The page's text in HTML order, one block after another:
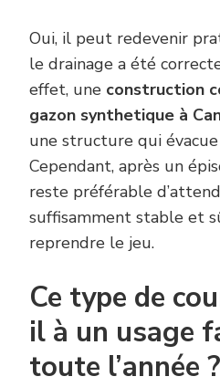
Oui, il peut redevenir
le drainage a été
effet, une construction
gazon synthetique à
une structure qui évacue
Cependant, après un
reste préférable
suffisamment stable et
reprendre le jeu.
Ce type de
il à un usage
toute l’année ?